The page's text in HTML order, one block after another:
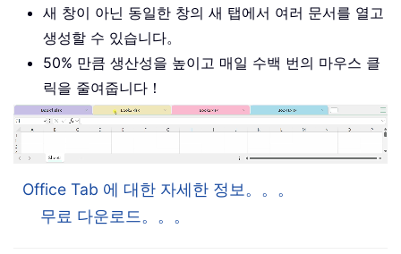
새 창이 아닌 동일한 창의 새 탭에서 여러 문서를 열고
생성할 수 있습니다。
50% 만큼 생산성을 높이고 매일 수백 번의 마우스 클
릭을 줄여줍니다！
Office Tab 에 대한 자세한 정보。。。
무료 다운로드。。。